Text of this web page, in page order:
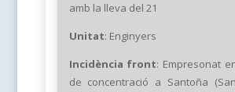
amb la lleva del 21
Unitat: Enginyers
Incidència front: Empresonat
de concentració a Santoña